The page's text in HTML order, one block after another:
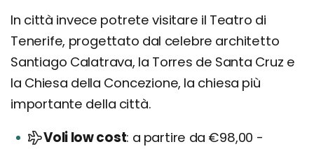
In città invece potrete visitare il Teatro di
Tenerife, progettato dal celebre architetto
Santiago Calatrava, la Torres de Santa Cruz e
la Chiesa della Concezione, la chiesa più
importante della città.
Voli low cost a partire da €98,00 -